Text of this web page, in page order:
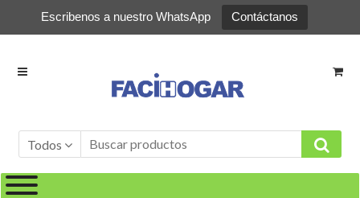
Escribenos a nuestro WhatsApp Contáctanos
Ir
Ir
Todos